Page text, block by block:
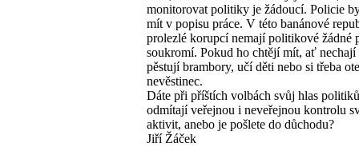
monitorovat politiky je žádoucí. Policie
mít v popisu práce. V této banánové
prolezlé korupcí nemají politikové žádné
soukromí. Pokud ho chtějí mít, ať
pěstují brambory, učí děti nebo si třeba
nevěstinec.
Dáte při příštích volbách svůj hlas
odmítají veřejnou i neveřejnou kontrolu
aktivit, anebo je pošlete do důchodu?
Jiří Žáček